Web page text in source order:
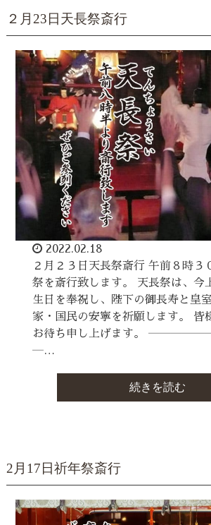
２月23日天長祭斎行
2022.02.18
２月２３日天長祭斎行 午前８時３
祭を斎行致します。 天長祭は、今
生日を奉祝し、陛下の御長寿と皇
家・国民の安寧を祈願します。 皆
お待ち申し上げます。
―…
続きを読む
2月17日祈年祭斎行